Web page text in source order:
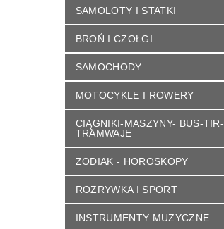
SAMOLOTY I STATKI
BROŃ I CZOŁGI
SAMOCHODY
MOTOCYKLE I ROWERY
CIĄGNIKI-MASZYNY- BUS-TIR-
TRAMWAJE
ZODIAK - HOROSKOPY
ROZRYWKA I SPORT
INSTRUMENTY MUZYCZNE